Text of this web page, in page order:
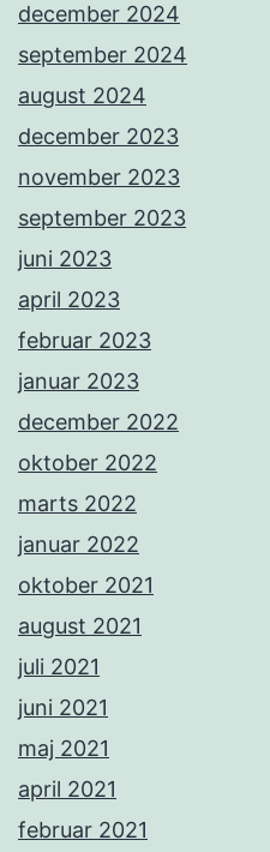
december 2024
september 2024
august 2024
december 2023
november 2023
september 2023
juni 2023
april 2023
februar 2023
januar 2023
december 2022
oktober 2022
marts 2022
januar 2022
oktober 2021
august 2021
juli 2021
juni 2021
maj 2021
april 2021
februar 2021